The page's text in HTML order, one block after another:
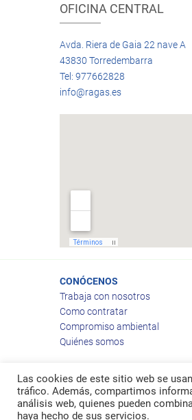
OFICINA CENTRAL
Avda. Riera de Gaia 22 nave A
43830 Torredembarra
Tel: 977662828
info@ragas.es
CONÓCENOS
Trabaja con nosotros
Como contratar
Compromiso ambiental
Quiénes somos
© 2026Ragas
Las cookies de este sitio web se
tráfico. Además, compartimos
análisis web, quienes pueden
haya hecho de sus servicios.